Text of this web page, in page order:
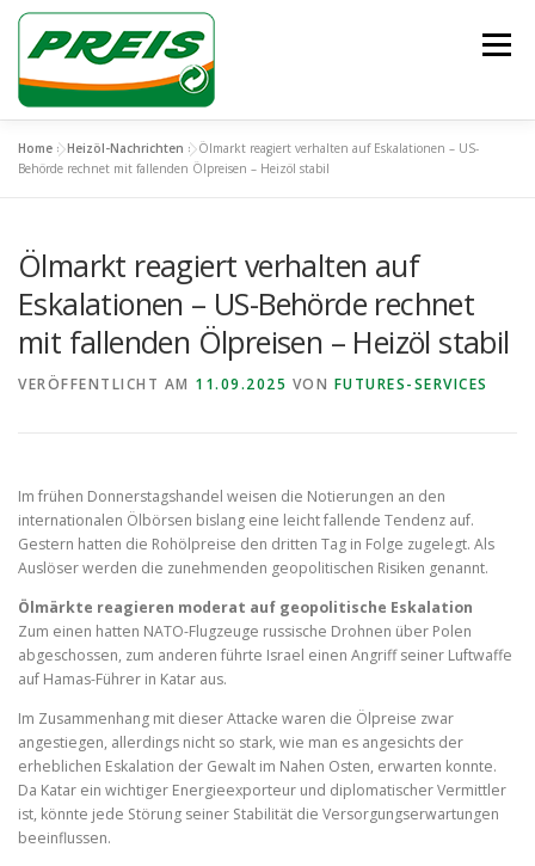
Zum
springen
Menü
ÜBER UNS HEIZÖL/DIESEL ENTSORGUNG
UNSER TEAM KONTAKT
Home »Heizöl-Nachrichten »Ölmarkt reagiert verhalten auf Eskalationen – US-
Behörde rechnet mit fallenden Ölpreisen – Heizöl stabil
Ölmarkt reagiert verhalten auf
Eskalationen – US-Behörde rechnet
mit fallenden Ölpreisen – Heizöl stabil
VERÖFFENTLICHT AM 11.09.2025 VON FUTURES-SERVICES
Im frühen Donnerstagshandel weisen die Notierungen an den
internationalen Ölbörsen bislang eine leicht fallende Tendenz auf.
Gestern hatten die Rohölpreise den dritten Tag in Folge zugelegt. Als
Auslöser werden die zunehmenden geopolitischen Risiken genannt.
Ölmärkte reagieren moderat auf geopolitische Eskalation
Zum einen hatten NATO-Flugzeuge russische Drohnen über Polen
abgeschossen, zum anderen führte Israel einen Angriff seiner Luftwaffe
auf Hamas-Führer in Katar aus.
Im Zusammenhang mit dieser Attacke waren die Ölpreise zwar
angestiegen, allerdings nicht so stark, wie man es angesichts der
erheblichen Eskalation der Gewalt im Nahen Osten, erwarten konnte.
Da Katar ein wichtiger Energieexporteur und diplomatischer Vermittler
ist, könnte jede Störung seiner Stabilität die Versorgungserwartungen
beeinflussen.